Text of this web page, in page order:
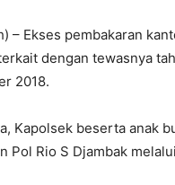
– Ekses pembakaran
dengan tewasnya
2018.
Kapolsek beserta anak
Pol Rio S Djambak